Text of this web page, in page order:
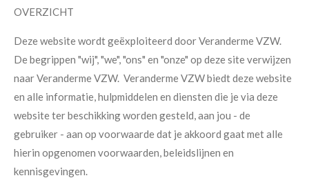
OVERZICHT
Deze website wordt geëxploiteerd door Veranderme VZW.
De begrippen "wij", "we", "ons" en "onze" op deze site verwijzen
naar Veranderme VZW. Veranderme VZW biedt deze website
en alle informatie, hulpmiddelen en diensten die je via deze
website ter beschikking worden gesteld, aan jou - de
gebruiker - aan op voorwaarde dat je akkoord gaat met alle
hierin opgenomen voorwaarden, beleidslijnen en
kennisgevingen.